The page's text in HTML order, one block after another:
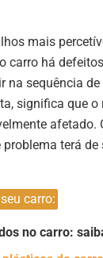
mais
carro há
na sequência
significa que
afetado.
terá
carro:
no carro: